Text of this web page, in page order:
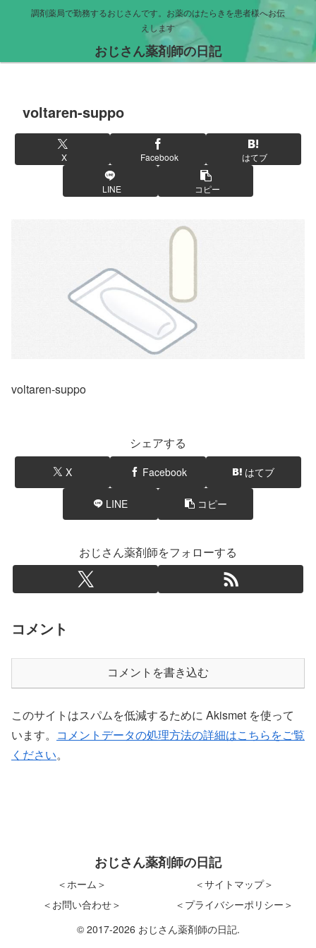
調剤薬局で勤務するおじさんです。お薬のはたらきを患者様へお伝
えします
おじさん薬剤師の日記
voltaren-suppo
X Facebook はてブ
LINE コピー
voltaren-suppo
シェアする
X Facebook はてブ
LINE コピー
おじさん薬剤師をフォローする
コメント
コメントを書き込む
このサイトはスパムを低減するために Akismet を使って
います。 コメントデータの処理方法の詳細はこちらをご覧
ください。
おじさん薬剤師の日記
＜ホーム＞
＜サイトマップ＞
＜お問い合わせ＞
＜プライバシーポリシー＞
© 2017-2026 おじさん薬剤師の日記.